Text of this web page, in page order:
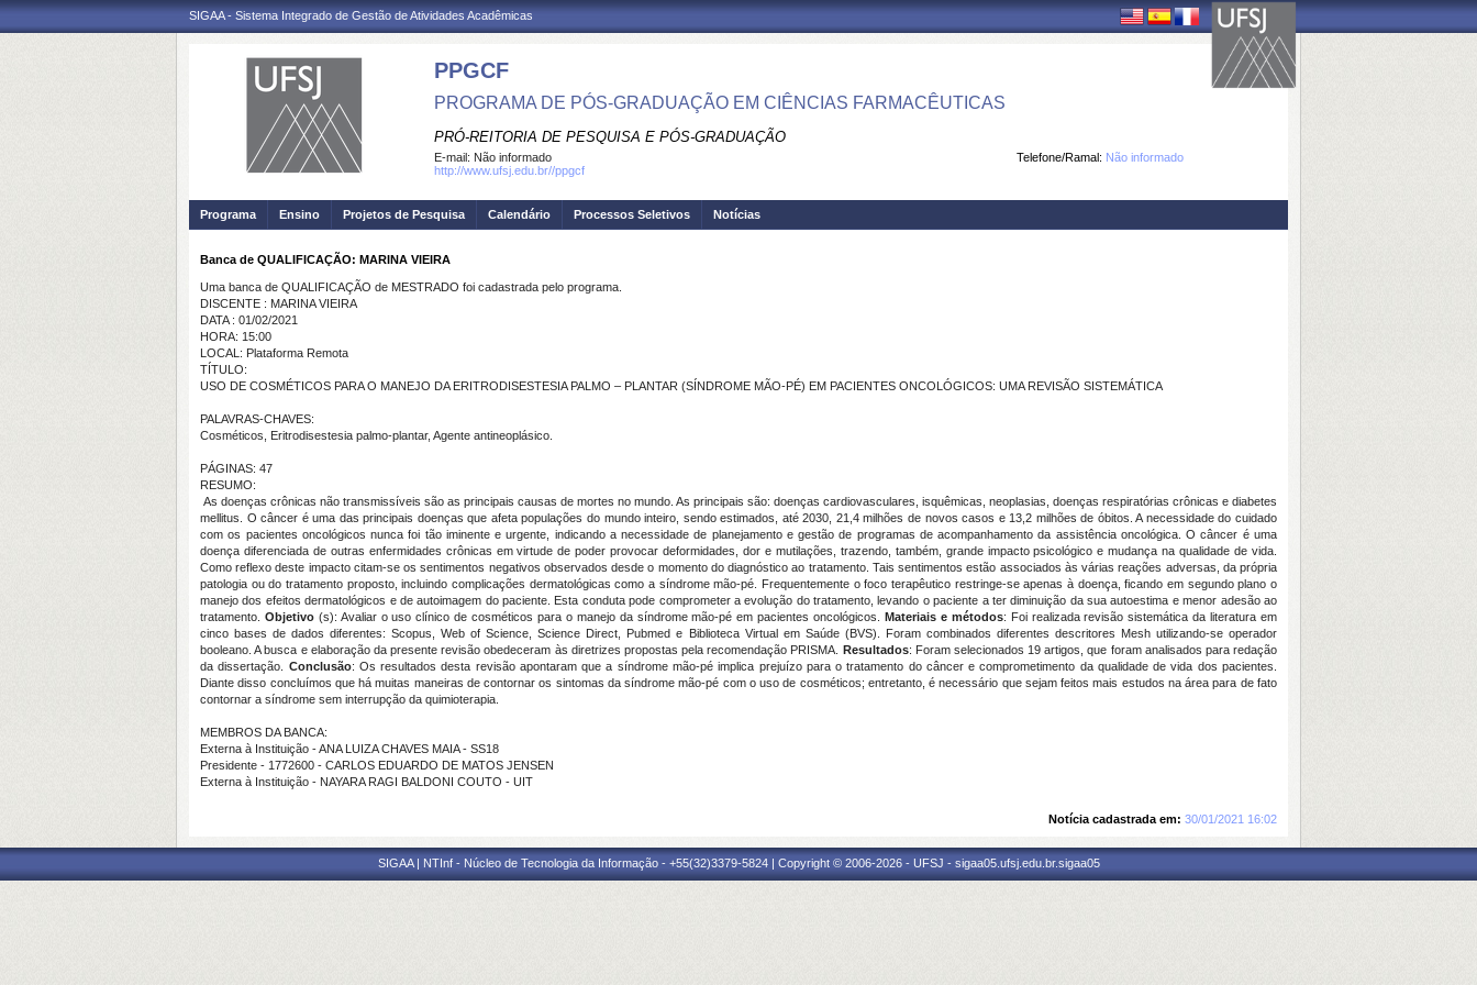
SIGAA - Sistema Integrado de Gestão de Atividades Acadêmicas
PPGCF
PROGRAMA DE PÓS-GRADUAÇÃO EM CIÊNCIAS FARMACÊUTICAS
PRÓ-REITORIA DE PESQUISA E PÓS-GRADUAÇÃO
Telefone/Ramal: Não informado
E-mail: Não informado
http://www.ufsj.edu.br//ppgcf
Programa Ensino Projetos de Pesquisa Calendário Processos Seletivos Notícias
Banca de QUALIFICAÇÃO: MARINA VIEIRA
Uma banca de QUALIFICAÇÃO de MESTRADO foi cadastrada pelo programa.
DISCENTE : MARINA VIEIRA
DATA : 01/02/2021
HORA: 15:00
LOCAL: Plataforma Remota
TÍTULO:
USO DE COSMÉTICOS PARA O MANEJO DA ERITRODISESTESIA PALMO – PLANTAR (SÍNDROME MÃO-PÉ) EM PACIENTES ONCOLÓGICOS: UMA REVISÃO SISTEMÁTICA
PALAVRAS-CHAVES:
Cosméticos, Eritrodisestesia palmo-plantar, Agente antineoplásico.
PÁGINAS: 47
RESUMO:
As doenças crônicas não transmissíveis são as principais causas de mortes no mundo. As principais são: doenças cardiovasculares, isquêmicas, neoplasias, doenças respiratórias crônicas e diabetes
mellitus. O câncer é uma das principais doenças que afeta populações do mundo inteiro, sendo estimados, até 2030, 21,4 milhões de novos casos e 13,2 milhões de óbitos. A necessidade do cuidado
com os pacientes oncológicos nunca foi tão iminente e urgente, indicando a necessidade de planejamento e gestão de programas de acompanhamento da assistência oncológica. O câncer é uma
doença diferenciada de outras enfermidades crônicas em virtude de poder provocar deformidades, dor e mutilações, trazendo, também, grande impacto psicológico e mudança na qualidade de vida.
Como reflexo deste impacto citam-se os sentimentos negativos observados desde o momento do diagnóstico ao tratamento. Tais sentimentos estão associados às várias reações adversas, da própria
patologia ou do tratamento proposto, incluindo complicações dermatológicas como a síndrome mão-pé. Frequentemente o foco terapêutico restringe-se apenas à doença, ficando em segundo plano o
manejo dos efeitos dermatológicos e de autoimagem do paciente. Esta conduta pode comprometer a evolução do tratamento, levando o paciente a ter diminuição da sua autoestima e menor adesão ao
tratamento. Objetivo(s): Avaliar o uso clínico de cosméticos para o manejo da síndrome mão-pé em pacientes oncológicos.Materiais e métodos: Foi realizada revisão sistemática da literatura em
cinco bases de dados diferentes: Scopus, Web of Science, Science Direct, Pubmed e Biblioteca Virtual em Saúde (BVS). Foram combinados diferentes descritores Mesh utilizando-se operador
booleano. A busca e elaboração da presente revisão obedeceram às diretrizes propostas pela recomendação PRISMA. Resultados: Foram selecionados 19 artigos, que foram analisados para redação
da dissertação. Conclusão: Os resultados desta revisão apontaram que a síndrome mão-pé implica prejuízo para o tratamento do câncer e comprometimento da qualidade de vida dos pacientes.
Diante disso concluímos que há muitas maneiras de contornar os sintomas da síndrome mão-pé com o uso de cosméticos; entretanto, é necessário que sejam feitos mais estudos na área para de fato
contornar a síndrome sem interrupção da quimioterapia.
MEMBROS DA BANCA:
Externa à Instituição - ANA LUIZA CHAVES MAIA - SS18
Presidente - 1772600 - CARLOS EDUARDO DE MATOS JENSEN
Externa à Instituição - NAYARA RAGI BALDONI COUTO - UIT
Notícia cadastrada em: 30/01/2021 16:02
SIGAA | NTInf - Núcleo de Tecnologia da Informação - +55(32)3379-5824 | Copyright © 2006-2026 - UFSJ - sigaa05.ufsj.edu.br.sigaa05